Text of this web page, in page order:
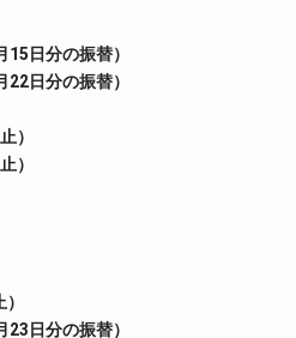
日分の振替）
日分の振替）
）
）
日分の振替）